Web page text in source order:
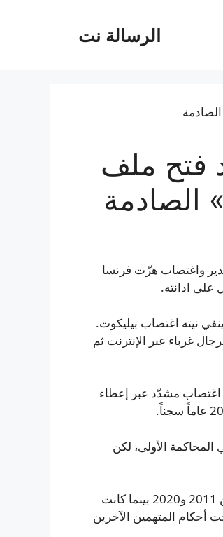
الرسالة نت
فتح ملف
الصادمة
واغتصاب هزّت فرنسا
ادانته.
نيته اغتصاب بيليكوت.
غرباء عبر الإنترنت ثم
الإثنين، بتهم اغتصاب مشدّد عبر إعطاء
صدور الحكم. وكان الادعاء طالب بعقوبة 12 عاماً في المحاكمة الأولى، لكن
في الإجراءات الأصلية أُدين دومينيك و50 رجلاً آخرين بالاعتداء الجنسي عليها بين 2011 و2020 بينما كانت
السجن على دومينيك لمدة 20 عاماً، وتراوحت أحكام المتهمين الآخرين